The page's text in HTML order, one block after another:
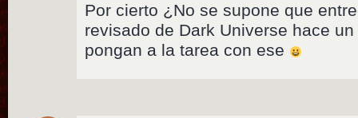
Por cierto ¿No se supone que
revisado de Dark Universe hace
pongan a la tarea con ese